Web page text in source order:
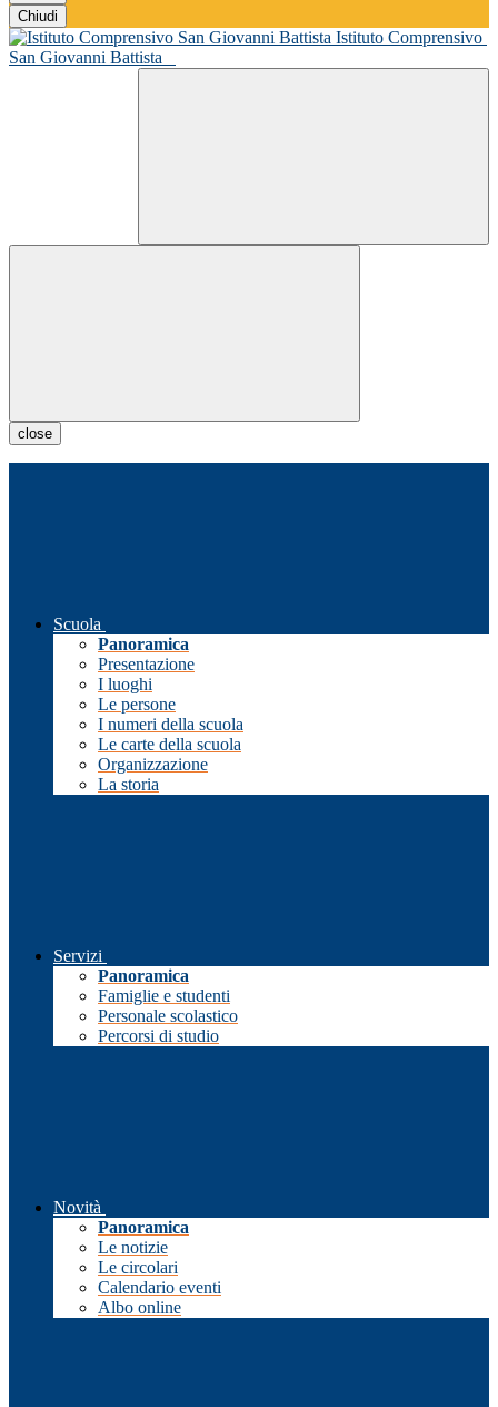
Chiudi
Istituto Comprensivo
San Giovanni Battista
close
Scuola
Panoramica
Presentazione
I luoghi
Le persone
I numeri della scuola
Le carte della scuola
Organizzazione
La storia
Servizi
Panoramica
Famiglie e studenti
Personale scolastico
Percorsi di studio
Novità
Panoramica
Le notizie
Le circolari
Calendario eventi
Albo online